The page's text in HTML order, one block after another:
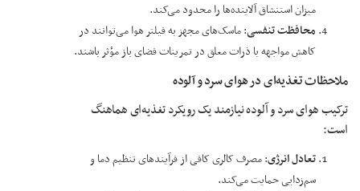
میزان استنشاق آلاینده‌ها را محدود می‌کند.
محافظت تنفسی: ماسک‌های مجهز به فیلتر هوا می‌توانند در
کاهش مواجهه با ذرات معلق در تمرینات فضای باز مؤثر باشند.
ملاحظات تغذیه‌ای در هوای سرد و آلوده
ترکیب هوای سرد و آلوده نیازمند یک رویکرد تغذیه‌ای هماهنگ
است:
تعادل انرژی: مصرف کالری کافی از فرآیندهای تنظیم دما و
سم‌زدایی حمایت می‌کند.